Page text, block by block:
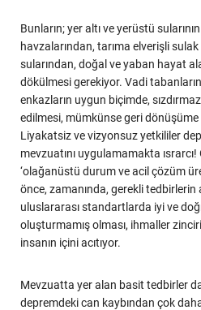
Bunların; yer altı ve yerüstü
havzalarından, tarıma elverişli
sularından, doğal ve yaban hayat
dökülmesi gerekiyor. Vadi
enkazların uygun biçimde,
edilmesi, mümkünse geri
Liyakatsiz ve vizyonsuz yetkililer
mevzuatını uygulamamakta
‘olağanüstü durum ve acil çözüm
önce, zamanında, gerekli tedbirlerin
uluslararası standartlarda iyi ve
oluşturmamış olması, ihmaller
insanın içini acıtıyor.
Mevzuatta yer alan basit tedbirler
depremdeki can kaybından çok